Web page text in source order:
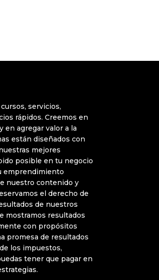
servicios,
rápidos. Creemos en
en agregar valor a la
están diseñados con
mejores
posible en tu negocio
emprendimiento
nuestro contenido y
el derecho de
de nuestros
mostramos resultados
con propósitos
promesa de resultados
los impuestos,
tener que pagar en